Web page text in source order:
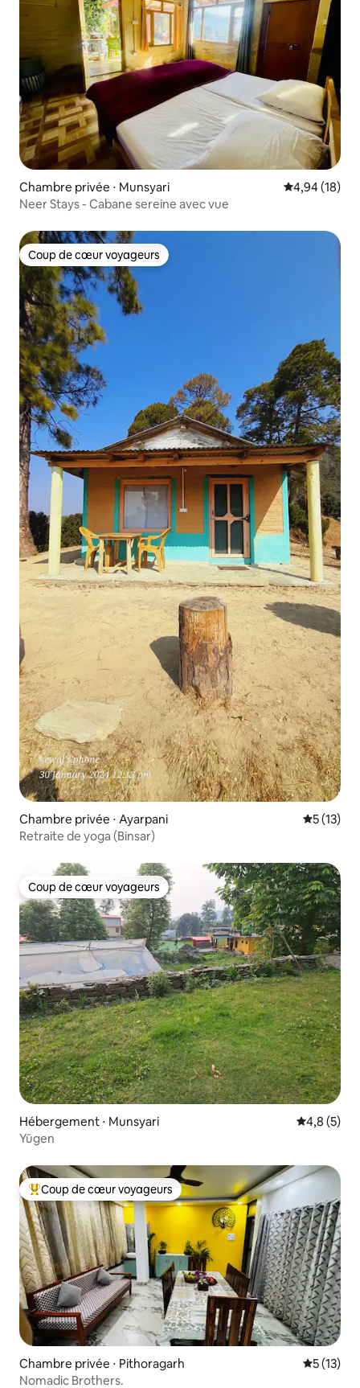
Chambre privée ⋅ Munsyari Évaluation
4,94 (18)
Neer Stays - Cabane sereine avec vue
Coup de cœur voyageurs
Coup de cœur voyageurs
Chambre privée ⋅ Ayarpani
5 (13)
Retraite de yoga (Binsar)
Coup de cœur voyageurs
Coup de cœur voyageurs
Hébergement ⋅ Munsyari Évaluation
4,8 (5)
Yūgen
Coups de cœur voyageurs les plus appréciés
Coup de cœur voyageurs
Chambre privée ⋅ Pithoragarh
5 (13)
Nomadic Brothers.